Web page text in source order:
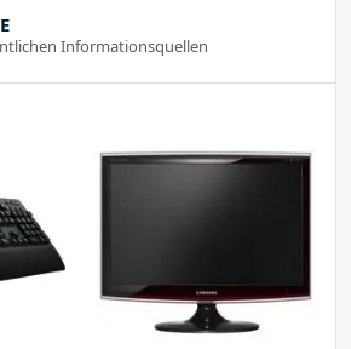
Informationsquellen